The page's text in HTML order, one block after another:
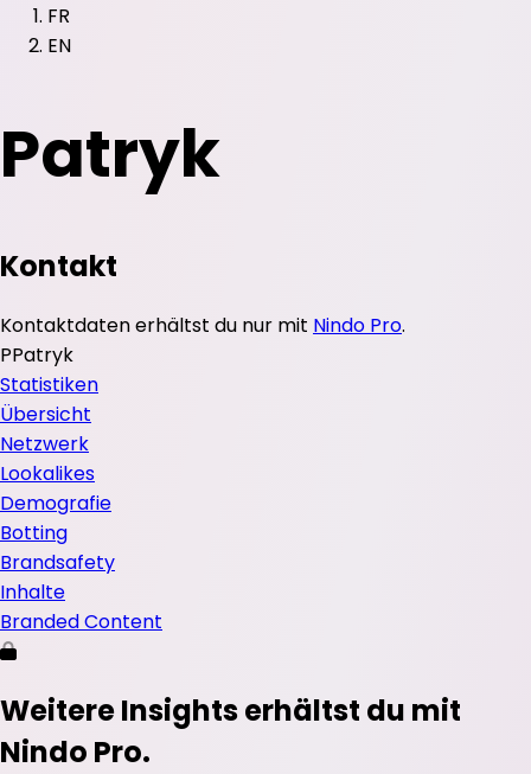
FR
EN
Patryk
Kontakt
Kontaktdaten erhältst du nur mit Nindo Pro.
PPatryk
Statistiken
Übersicht
Netzwerk
Lookalikes
Demografie
Botting
Brandsafety
Inhalte
Branded Content
Weitere Insights erhältst du mit
Nindo Pro.